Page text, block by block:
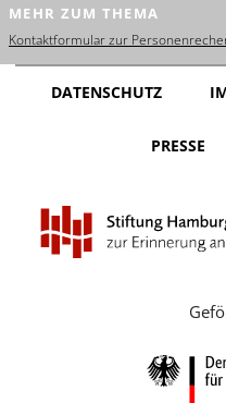
Dansk
Español
Nederlands
Português
Русский
MEHR ZUM THEMA
Kontaktformular zur
DATENSCHUTZ
PRESSE